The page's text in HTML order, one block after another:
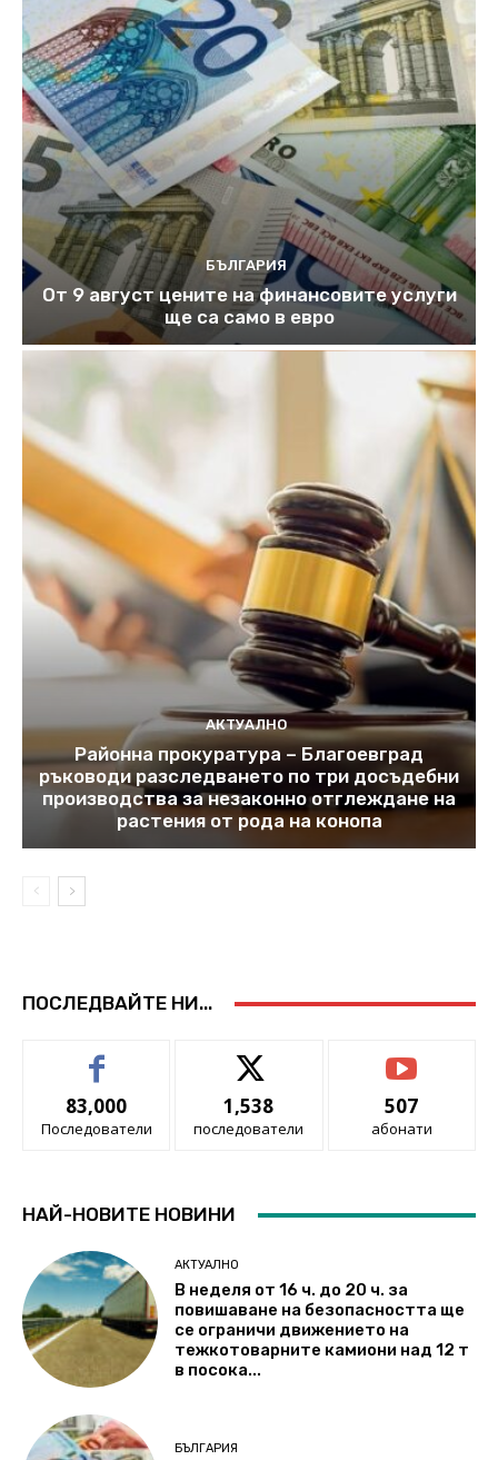
БЪЛГАРИЯ
От 9 август цените на финансовите услуги
ще са само в евро
АКТУАЛНО
Районна прокуратура – Благоевград
ръководи разследването по три досъдебни
производства за незаконно отглеждане на
растения от рода на конопа
ПОСЛЕДВАЙТЕ НИ...
83,000
Последователи
1,538
последователи
507
абонати
НАЙ-НОВИТЕ НОВИНИ
АКТУАЛНО
В неделя от 16 ч. до 20 ч. за
повишаване на безопасността ще
се ограничи движението на
тежкотоварните камиони над 12 т
в посока...
БЪЛГАРИЯ